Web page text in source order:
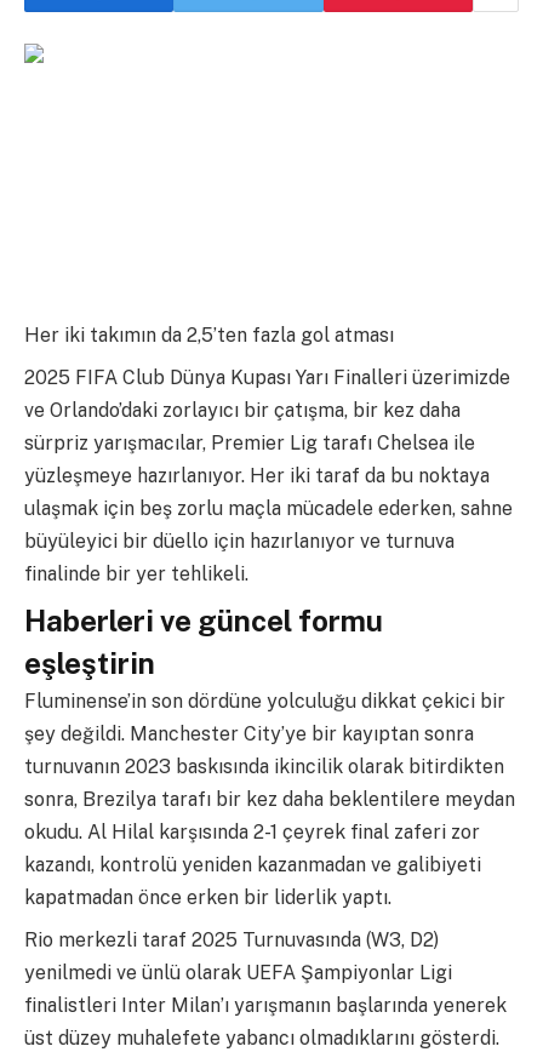
Her iki takımın da 2,5’ten fazla gol atması
2025 FIFA Club Dünya Kupası Yarı Finalleri üzerimizde
ve Orlando’daki zorlayıcı bir çatışma, bir kez daha
sürpriz yarışmacılar, Premier Lig tarafı Chelsea ile
yüzleşmeye hazırlanıyor. Her iki taraf da bu noktaya
ulaşmak için beş zorlu maçla mücadele ederken, sahne
büyüleyici bir düello için hazırlanıyor ve turnuva
finalinde bir yer tehlikeli.
Haberleri ve güncel formu
eşleştirin
Fluminense’in son dördüne yolculuğu dikkat çekici bir
şey değildi. Manchester City’ye bir kayıptan sonra
turnuvanın 2023 baskısında ikincilik olarak bitirdikten
sonra, Brezilya tarafı bir kez daha beklentilere meydan
okudu. Al Hilal karşısında 2-1 çeyrek final zaferi zor
kazandı, kontrolü yeniden kazanmadan ve galibiyeti
kapatmadan önce erken bir liderlik yaptı.
Rio merkezli taraf 2025 Turnuvasında (W3, D2)
yenilmedi ve ünlü olarak UEFA Şampiyonlar Ligi
finalistleri Inter Milan’ı yarışmanın başlarında yenerek
üst düzey muhalefete yabancı olmadıklarını gösterdi.